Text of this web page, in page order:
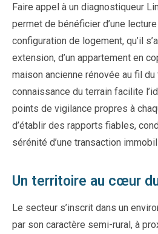
Faire appel à un diagnostiqueur
permet de bénéficier d’une
configuration de logement, qu’il
extension, d’un appartement en
maison ancienne rénovée au fil
connaissance du terrain facilite
points de vigilance propres à
d’établir des rapports fiables,
sérénité d’une transaction
Un territoire au cœur
Le secteur s’inscrit dans un
par son caractère semi-rural, à